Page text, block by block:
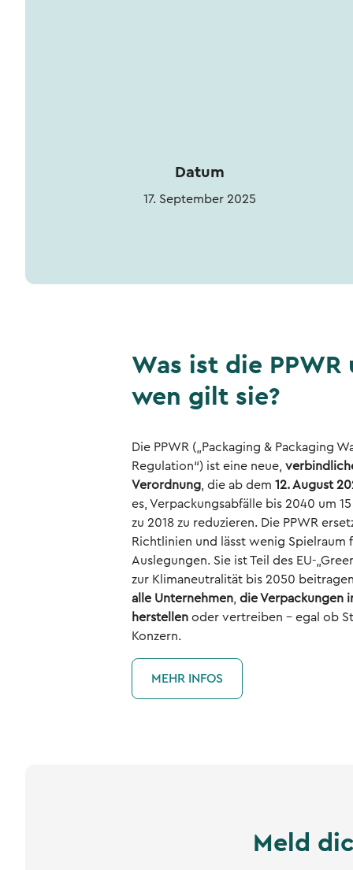
Datum
17. September 2025
Was ist die PPWR
wen gilt sie?
Die PPWR („Packaging & Packaging
Regulation“) ist eine neue,
Verordnung, die ab dem 12. August
es, Verpackungsabfälle bis 2040 um
zu 2018 zu reduzieren. Die PPWR
Richtlinien und lässt wenig Spielraum
Auslegungen. Sie ist Teil des EU-
zur Klimaneutralität bis 2050
alle Unternehmen, die Verpackungen
herstellenoder vertreiben – egal ob
Konzern.
MEHR INFOS
Meld